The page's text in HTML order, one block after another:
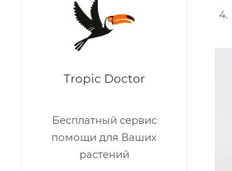
Tropic Doctor
Бесплатный сервис
помощи для Ваших
растений